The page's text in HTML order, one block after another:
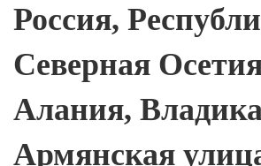
Россия,
Северная
Алания,
Армянская